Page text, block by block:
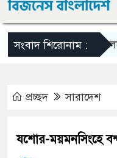
সংবাদ শিরোনাম :সিলেটে
প্রচ্ছদ সারাদেশ
যশোর-ময়মনসিংহে